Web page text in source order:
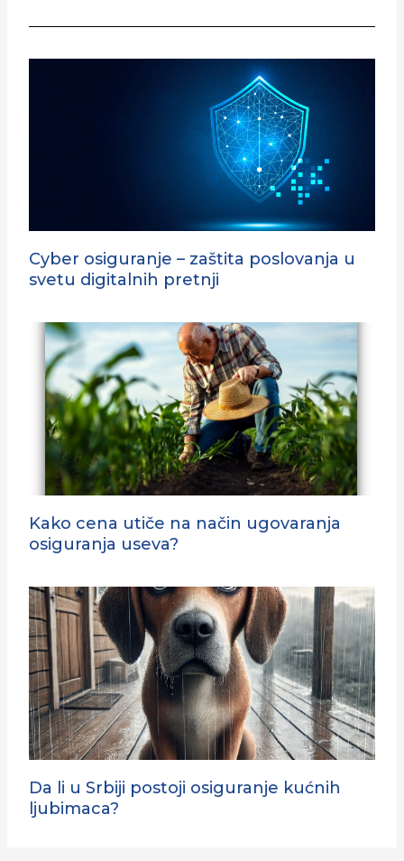
Cyber osiguranje – zaštita poslovanja u
svetu digitalnih pretnji
Kako cena utiče na način ugovaranja
osiguranja useva?
Da li u Srbiji postoji osiguranje kućnih
ljubimaca?